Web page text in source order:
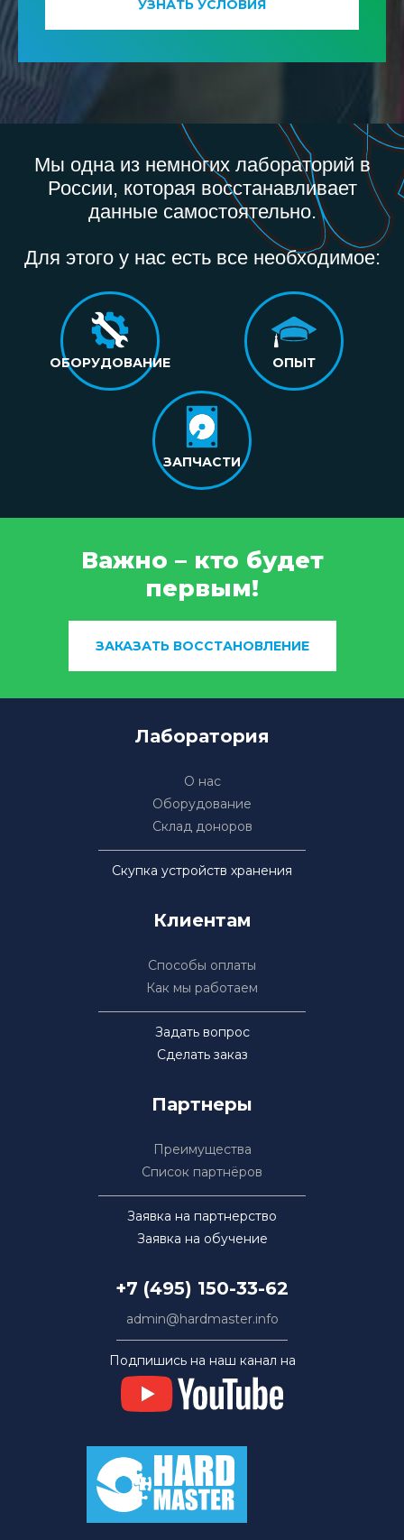
УЗНАТЬ УСЛОВИЯ
Мы одна из немногих лабораторий в
России, которая восстанавливает
данные самостоятельно.
Для этого у нас есть все необходимое:
ОБОРУДОВАНИЕ ОПЫТ
ЗАПЧАСТИ
Важно – кто будет
первым!
ЗАКАЗАТЬ ВОССТАНОВЛЕНИЕ
Лаборатория
О нас
Оборудование
Склад доноров
Скупка устройств хранения
Клиентам
Способы оплаты
Как мы работаем
Задать вопрос
Сделать заказ
Партнеры
Преимущества
Список партнёров
Заявка на партнерство
Заявка на обучение
+7 (495) 150-33-62
admin@hardmaster.info
Подпишись на наш канал на